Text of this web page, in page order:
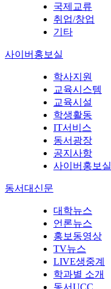
국제교류
취업/창업
기타
사이버홍보실
학사지원
교육시스템
교육시설
학생활동
IT서비스
동서광장
공지사항
사이버홍보실
동서대신문
대학뉴스
언론뉴스
홍보동영상
TV뉴스
LIVE생중계
학과별 소개
동서UCC